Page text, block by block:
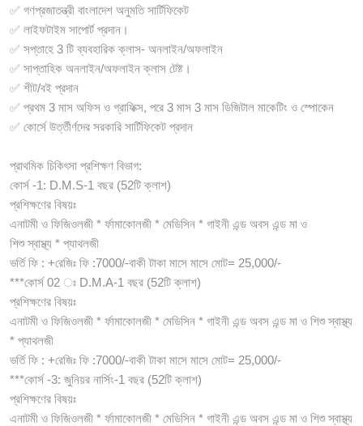
✅ গণপ্রজাতন্ত্রী বাংলাদেশ অনুমতি সার্টিফিকেট
✅ লাইফটাইম সাপোর্ট প্রদান।
✅ সপ্তাহে 3 টি ব্যবহারিক ক্লাস- অনলাইন/অফলাইন
✅ সাপ্তাহিক অনলাইন/অফলাইন ক্লাস টেষ্ট।
✅ শীট/বই প্রদান
✅ প্রথম 3 মাস অফিস ও গ্রাফিক্স, পরে 3 মাস 3 মাস ডিজিটাল মাকেটিং ও স্পোকেন
✅ কোর্সে উর্ত্তীর্ণদের সরকারি সার্টিফিকেট প্রদান
প্রাথমিক চিকিৎসা প্রশিক্ষণ বিভাগ:
কোর্স -1: D.M.S-1 বছর (52টি ক্লাশ)
প্রশিক্ষণের বিষয়ঃ
এনাটমী ও ফিজিওলজী * র্ফামাকোলজী * মেডিসিন * গাইনী এন্ড অবস এন্ড মা ও
শিশু স্বাস্থ্য * প্যাথলজী
ভর্তি ফি : +রেজিঃ ফি :7000/-বাকী টাকা মাসে মাসে মোট= 25,000/-
***কোর্স 02 ঃ D.M.A-1 বছর (52টি ক্লাশ)
প্রশিক্ষণের বিষয়ঃ
এনাটমী ও ফিজিওলজী * র্ফামাকোলজী * মেডিসিন * গাইনী এন্ড অবস এন্ড মা ও শিশু স্বাস্থ্য
* প্যাথলজী
ভর্তি ফি : +রেজিঃ ফি :7000/-বাকী টাকা মাসে মাসে মোট= 25,000/-
***কোর্স -3: জুনিয়র নার্সিং-1 বছর (52টি ক্লাশ)
প্রশিক্ষণের বিষয়ঃ
এনাটমী ও ফিজিওলজী * র্ফামাকোলজী * মেডিসিন * গাইনী এন্ড অবস এন্ড মা ও শিশু স্বাস্থ্য